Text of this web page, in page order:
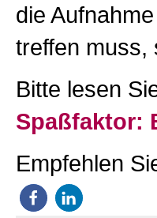
die
treffen muss,
Bitte lesen
Spaßfaktor:
Empfehlen